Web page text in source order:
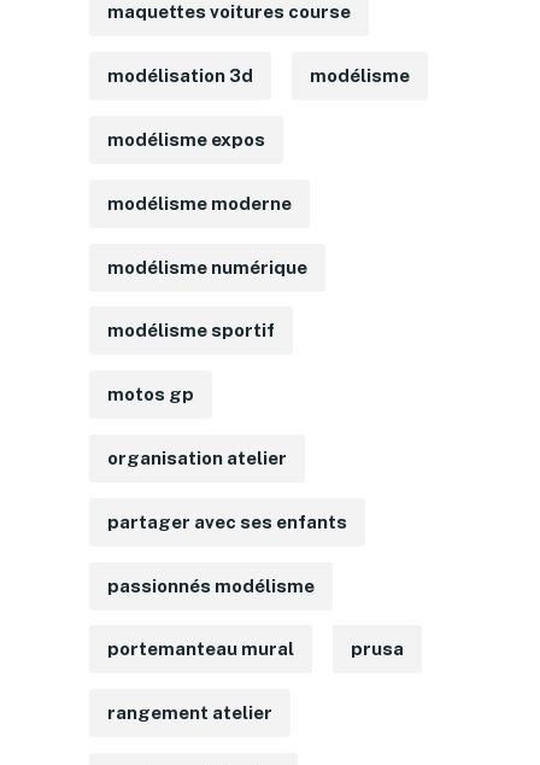
maquettes voitures course
modélisation 3d modélisme
modélisme expos
modélisme moderne
modélisme numérique
modélisme sportif
motos gp
organisation atelier
partager avec ses enfants
passionnés modélisme
portemanteau mural prusa
rangement atelier